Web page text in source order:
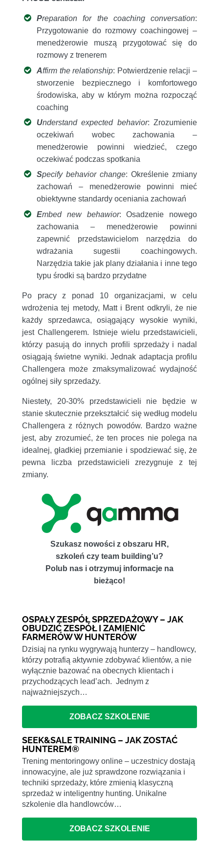
Preparation for the coaching conversation:
Przygotowanie do rozmowy coachingowej –
menedżerowie muszą przygotować się do
rozmowy z trenerem
Affirm the relationship: Potwierdzenie relacji –
stworzenie bezpiecznego i komfortowego
środowiska, aby w którym można rozpocząć
coaching
Understand expected behavior: Zrozumienie
oczekiwań wobec zachowania –
menedżerowie powinni wiedzieć, czego
oczekiwać podczas spotkania
Specify behavior change: Określenie zmiany
zachowań – menedżerowie powinni mieć
obiektywne standardy oceniania zachowań
Embed new behawior: Osadzenie nowego
zachowania – menedżerowie powinni
zapewnić przedstawicielom narzędzia do
wdrażania sugestii coachingowych.
Narzędzia takie jak plany działania i inne tego
typu środki są bardzo przydatne
Po pracy z ponad 10 organizacjami, w celu
wdrożenia tej metody, Matt i Brent odkryli, że nie
każdy sprzedawca, osiągający wysokie wyniki,
jest Challengerem. Istnieje wielu przedstawicieli,
którzy pasują do innych profili sprzedaży i nadal
osiągają świetne wyniki. Jednak adaptacja profilu
Challengera może zmaksymalizować wydajność
ogólnej siły sprzedaży.
Niestety, 20-30% przedstawicieli nie będzie w
stanie skutecznie przekształcić się według modelu
Challengera z różnych powodów. Bardzo ważne
jest, aby zrozumieć, że ten proces nie polega na
idealnej, gładkiej przemianie i spodziewać się, że
pewna liczba przedstawicieli zrezygnuje z tej
zmiany.
Szukasz nowości z obszaru HR,
szkoleń czy team building’u?
Polub nas i otrzymuj informacje na
bieżąco!
OSPAŁY ZESPÓŁ SPRZEDAŻOWY – JAK
OBUDZIĆ ZESPÓŁ I ZAMIENIĆ
FARMERÓW W HUNTERÓW
Dzisiaj na rynku wygrywają hunterzy – handlowcy,
którzy potrafią aktywnie zdobywać klientów, a nie
wyłącznie bazować na obecnych klientach i
przychodzących lead’ach. Jednym z
najważniejszych…
ZOBACZ SZKOLENIE
SEEK&SALE TRAINING – JAK ZOSTAĆ
HUNTEREM®
Trening mentoringowy online – uczestnicy dostają
innowacyjne, ale już sprawdzone rozwiązania i
techniki sprzedaży, które zmienią klasyczną
sprzedaż w inteligentny hunting. Unikalne
szkolenie dla handlowców…
ZOBACZ SZKOLENIE